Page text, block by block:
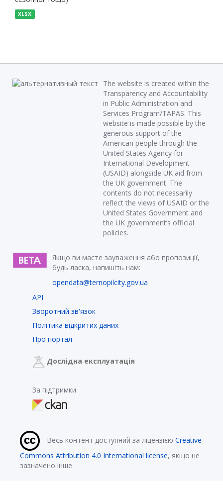
XLSX
The website is created within the
Transparency and Accountability
in Public Administration and
Services Program/TAPAS. This
website is made possible by the
generous support of the
American people through the
United States Agency for
International Development
(USAID) alongside UK aid from
the UK government. The
contents do not necessarily
reflect the views of USAID or the
United States Government and
the UK government’s official
policies.
Якщо ви маєте зауваження або пропозиції,
будь ласка, напишіть нам:
opendata@ternopilcity.gov.ua
API
Зворотний зв'язок
Політика відкритих даних
Про портал
Дослідна експлуатація
За підтримки
Весь контент доступний за ліцензією Creative
Commons Attribution 4.0 International license, якщо не
зазначено інше